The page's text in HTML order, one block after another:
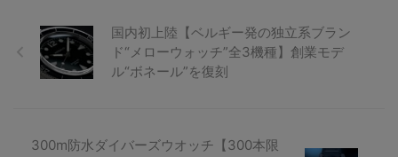
国内初上陸【ベルギー発の独立系ブラン
ド“メローウォッチ”全3機種】創業モデ
ル“ボネール”を復刻
300m防水ダイバーズウオッチ【300本限